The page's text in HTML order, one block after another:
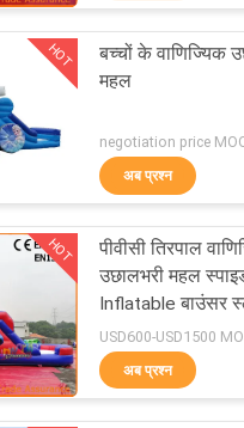
उछाल वाले
बाउंसर
HOT
बच्चों के वाणिज्यिक
महल
negotiation price
अब प्रश्न
HOT
पीवीसी तिरपाल
उछालभरी महल
Inflatable बाउंसर
USD600-USD1500
अब प्रश्न